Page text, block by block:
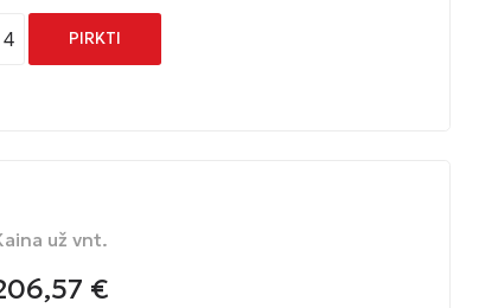
4 PIRKTI
už vnt.
€